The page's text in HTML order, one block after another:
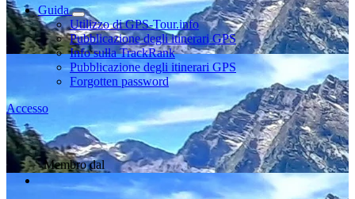
Guida
Utilizzo di GPS-Tour.info
Pubblicazione degli itinerari GPS
Info sulla TrackRank
Pubblicazione degli itinerari GPS
Forgotten password
Accesso
Membro dal